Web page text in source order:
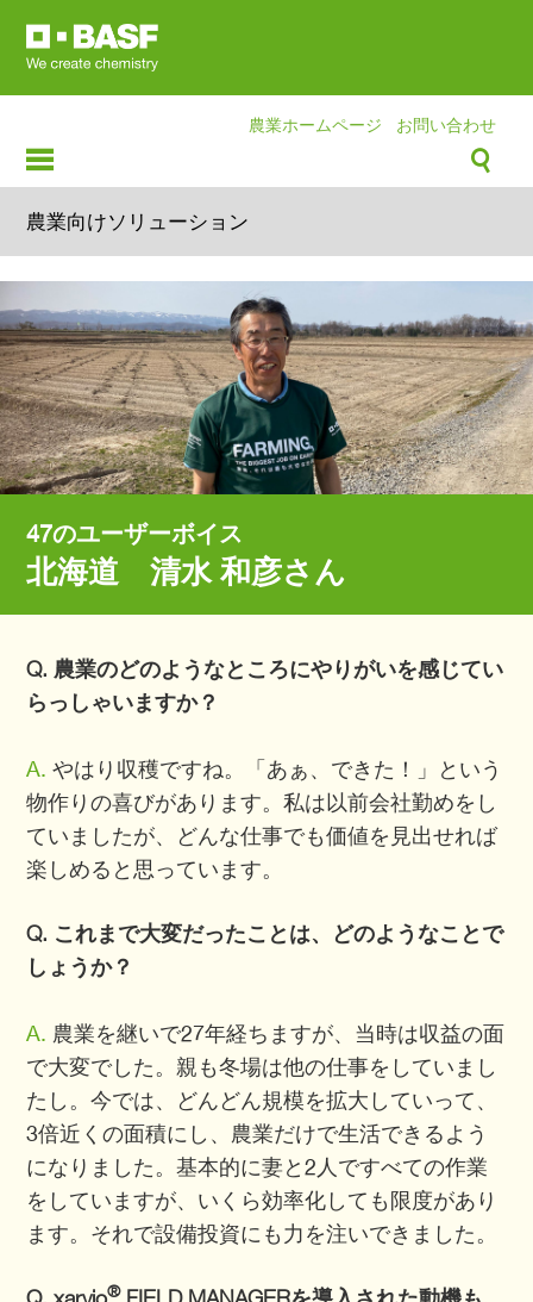
農業ホームページ お問い合わせ
農業向けソリューション
47のユーザーボイス
北海道 清水 和彦さん
Q. 農業のどのようなところにやりがいを感じてい
らっしゃいますか？
A. やはり収穫ですね。「あぁ、できた！」という
物作りの喜びがあります。私は以前会社勤めをし
ていましたが、どんな仕事でも価値を見出せれば
楽しめると思っています。
Q. これまで大変だったことは、どのようなことで
しょうか？
A. 農業を継いで27年経ちますが、当時は収益の面
で大変でした。親も冬場は他の仕事をしていまし
たし。今では、どんどん規模を拡大していって、
3倍近くの面積にし、農業だけで生活できるよう
になりました。基本的に妻と2人ですべての作業
をしていますが、いくら効率化しても限度があり
ます。それで設備投資にも力を注いできました。
®